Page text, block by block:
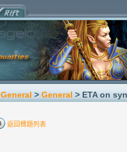
General > General > ETA on
返回標題列表